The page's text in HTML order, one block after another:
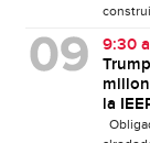
9:30
la